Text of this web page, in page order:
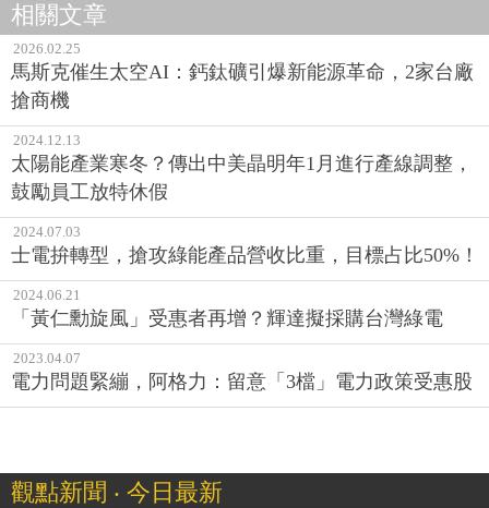
相關文章
2026.02.25
馬斯克催生太空AI：鈣鈦礦引爆新能源革命，2家台廠
搶商機
2024.12.13
太陽能產業寒冬？傳出中美晶明年1月進行產線調整，
鼓勵員工放特休假
2024.07.03
士電拚轉型，搶攻綠能產品營收比重，目標占比50%！
2024.06.21
「黃仁勳旋風」受惠者再增？輝達擬採購台灣綠電
2023.04.07
電力問題緊繃，阿格力：留意「3檔」電力政策受惠股
觀點新聞 ‧ 今日最新